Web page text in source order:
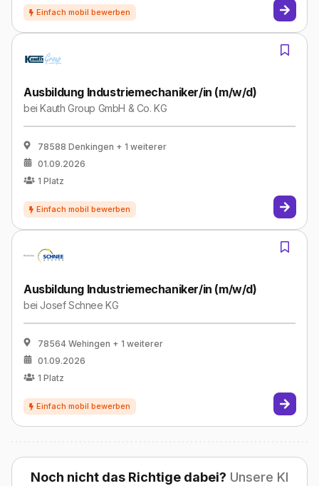
Ausbildung Industriemechaniker/in (m/w/d)
beiKauth Group GmbH & Co. KG
78588 Denkingen + 1 weiterer
01.09.2026
1 Platz
Ausbildung Industriemechaniker/in (m/w/d)
bei Josef Schnee KG
78564 Wehingen + 1 weiterer
01.09.2026
1 Platz
Noch nicht das Richtige dabei? Unsere KI